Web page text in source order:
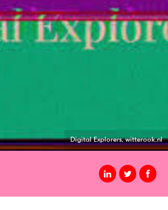
Digital Explorers, witterook.nl